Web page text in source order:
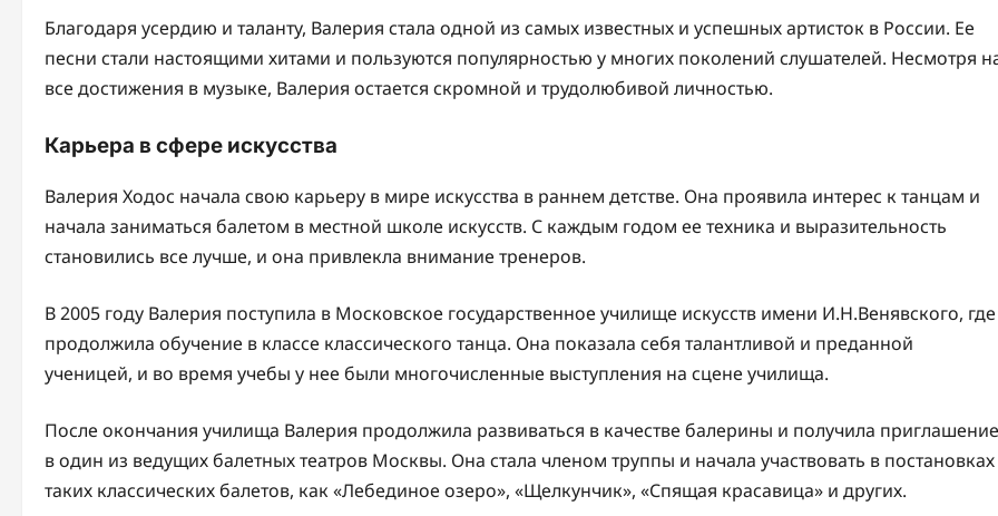
Благодаря усердию и таланту, Валерия стала одной из самых известных и успешных артисток в России. Ее
песни стали настоящими хитами и пользуются популярностью у многих поколений слушателей. Несмотря
все достижения в музыке, Валерия остается скромной и трудолюбивой личностью.
Карьера в сфере искусства
Валерия Ходос начала свою карьеру в мире искусства в раннем детстве. Она проявила интерес к танцам и
начала заниматься балетом в местной школе искусств. С каждым годом ее техника и выразительность
становились все лучше, и она привлекла внимание тренеров.
В 2005 году Валерия поступила в Московское государственное училище искусств имени И.Н.Венявского, где
продолжила обучение в классе классического танца. Она показала себя талантливой и преданной
ученицей, и во время учебы у нее были многочисленные выступления на сцене училища.
После окончания училища Валерия продолжила развиваться в качестве балерины и получила приглашение
в один из ведущих балетных театров Москвы. Она стала членом труппы и начала участвовать в постановках
таких классических балетов, как «Лебединое озеро», «Щелкунчик», «Спящая красавица» и других.